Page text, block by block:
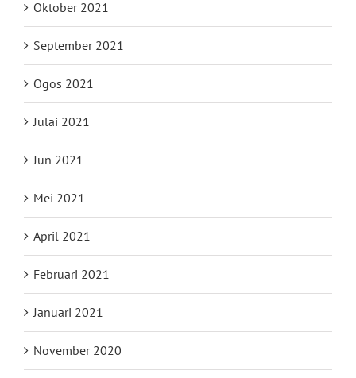
Oktober 2021
September 2021
Ogos 2021
Julai 2021
Jun 2021
Mei 2021
April 2021
Februari 2021
Januari 2021
November 2020